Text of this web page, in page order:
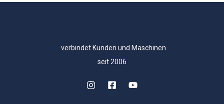
..verbindet Kunden und Maschinen
seit 2006